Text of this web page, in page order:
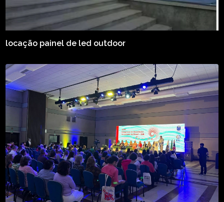
locação painel de led outdoor